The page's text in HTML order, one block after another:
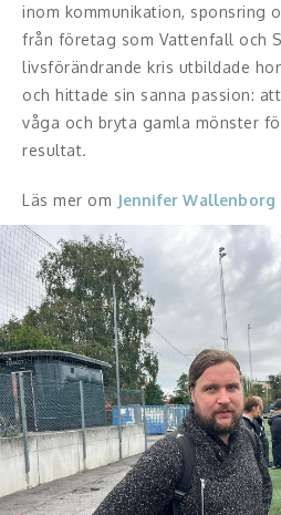
inom kommunikation, sponsring
från företag som Vattenfall och
livsförändrande kris utbildade
och hittade sin sanna passion:
våga och bryta gamla mönster
resultat.
Läs mer om Jennifer Wallenborg